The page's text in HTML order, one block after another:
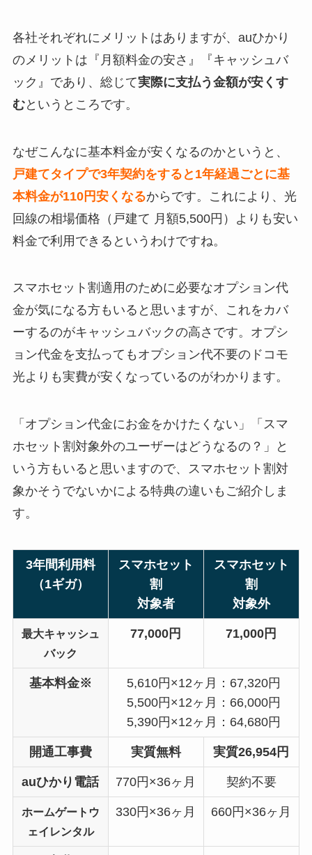
各社それぞれにメリットはありますが、auひかり
のメリットは『月額料金の安さ』『キャッシュバ
ック』であり、総じて実際に支払う金額が安くす
むというところです。
なぜこんなに基本料金が安くなるのかというと、
戸建てタイプで3年契約をすると1年経過ごとに基
本料金が110円安くなるからです。これにより、光
回線の相場価格（戸建て 月額5,500円）よりも安い
料金で利用できるというわけですね。
スマホセット割適用のために必要なオプション代
金が気になる方もいると思いますが、これをカバ
ーするのがキャッシュバックの高さです。オプシ
ョン代金を支払ってもオプション代不要のドコモ
光よりも実費が安くなっているのがわかります。
「オプション代金にお金をかけたくない」「スマ
ホセット割対象外のユーザーはどうなるの？」と
いう方もいると思いますので、スマホセット割対
象かそうでないかによる特典の違いもご紹介しま
す。
3年間利用料
（1ギガ）
スマホセット
割
対象者
スマホセット
割
対象外
最大キャッシュ
バック
77,000円 71,000円
基本料金※
5,610円×12ヶ月：67,320円
5,500円×12ヶ月：66,000円
5,390円×12ヶ月：64,680円
開通工事費 実質無料 実質26,954円
auひかり電話 770円×36ヶ月 契約不要
ホームゲートウ
ェイレンタル
330円×36ヶ月 660円×36ヶ月